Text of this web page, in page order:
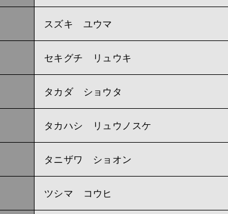
スズキ ユウマ
セキグチ リュウキ
タカダ ショウタ
タカハシ リュウノスケ
タニザワ ショオン
ツシマ コウヒ